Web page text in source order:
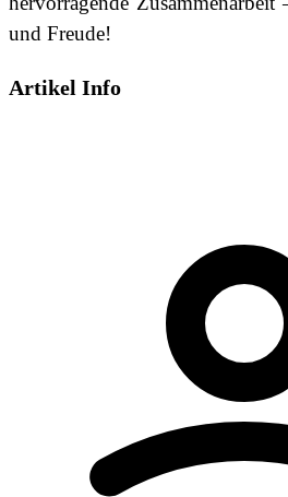
und Freude!
Artikel Info